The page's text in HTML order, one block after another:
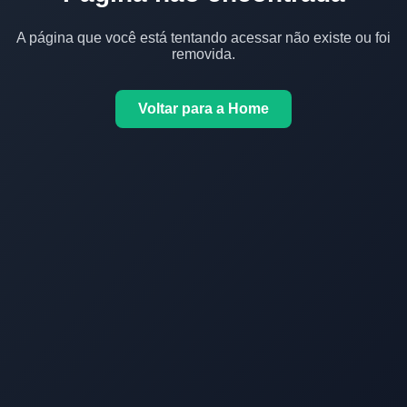
A página que você está tentando acessar não existe ou foi
removida.
Voltar para a Home